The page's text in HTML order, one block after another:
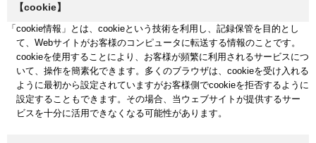
【cookie】
「cookie情報」とは、cookieという技術を利用し、記録保管を目的とし
て、Webサイトがお客様のコンピュータに転送する情報のことです。
cookieを使用することにより、お客様が頻繁に利用されるサービスにつ
いて、操作を簡素化できます。多くのブラウザは、cookieを受け入れる
ように最初から設定されていますがお客様側でcookieを拒否するように
設定することもできます。その場合、当ウェブサイトが提供するサー
ビスを十分に活用できなくなる可能性があります。